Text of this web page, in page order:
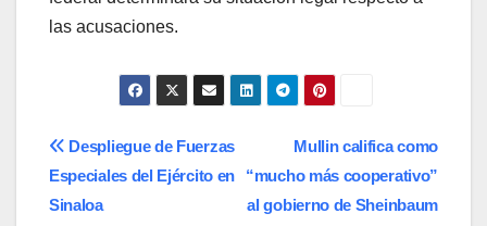
las acusaciones.
Navegación
de
Mullin califica como
“mucho más cooperativo”
al gobierno de Sheinbaum
Despliegue de Fuerzas
Especiales del Ejército en
Sinaloa